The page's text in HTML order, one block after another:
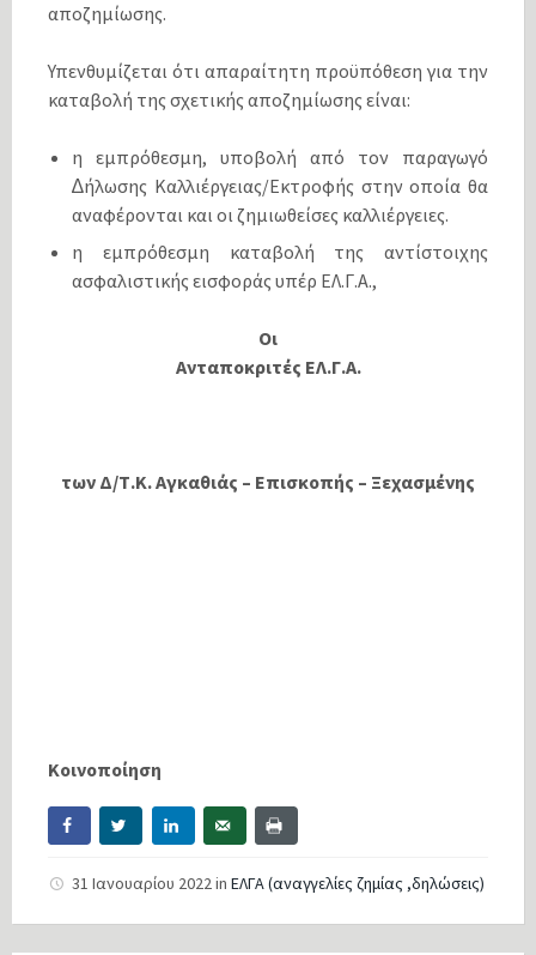
αποζηµίωσης.
Υπενθυµίζεται ότι απαραίτητη προϋπόθεση για την
καταβολή της σχετικής αποζηµίωσης είναι:
η εµπρόθεσµη, υποβολή από τον παραγωγό
∆ήλωσης Καλλιέργειας/Εκτροφής στην οποία θα
αναφέρονται και οι ζηµιωθείσες καλλιέργειες.
η εµπρόθεσµη καταβολή της αντίστοιχης
ασφαλιστικής εισφοράς υπέρ ΕΛ.Γ.Α.,
Οι
Ανταποκριτές ΕΛ.Γ.Α.
των Δ/Τ.Κ. Αγκαθιάς – Επισκοπής – Ξεχασμένης
Κοινοποίηση
31 Ιανουαρίου 2022in ΕΛΓΑ (αναγγελίες ζημίας ,δηλώσεις)